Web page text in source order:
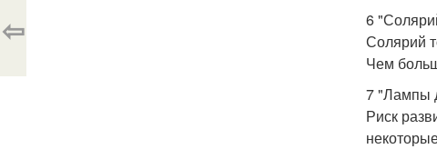
6
Солярий
Чем
7 "Лампы
Риск
⇦